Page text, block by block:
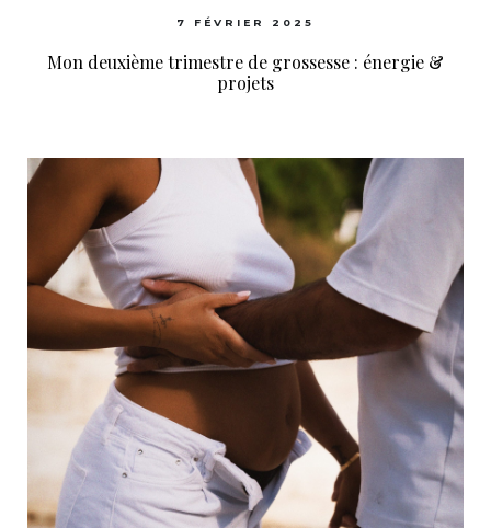
7 FÉVRIER 2025
Mon deuxième trimestre de grossesse : énergie &
projets